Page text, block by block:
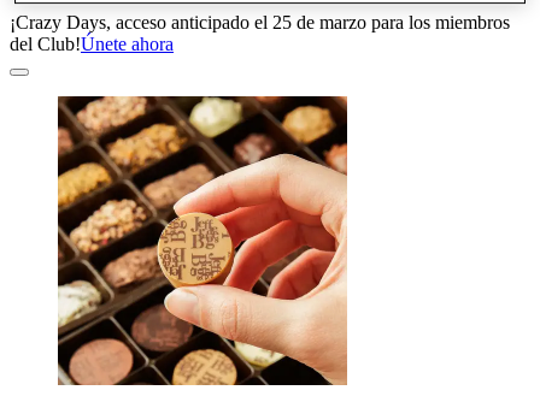
¡Crazy Days, acceso anticipado el 25 de marzo para los miembros
del Club!Únete ahora